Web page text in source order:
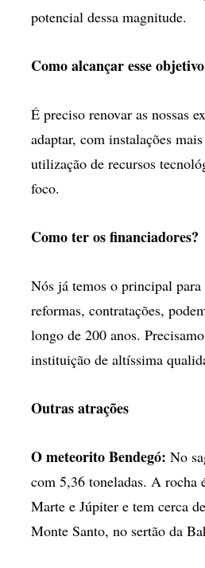
potencial dessa magnitude.
Como alcançar esse
É preciso renovar as nossas
adaptar, com instalações
utilização de recursos
foco.
Como ter os financiadores?
Nós já temos o principal
reformas, contratações,
longo de 200 anos.
instituição de altíssima
Outras atrações
O meteorito Bendegó: No
com 5,36 toneladas. A rocha
Marte e Júpiter e tem cerca
Monte Santo, no sertão da